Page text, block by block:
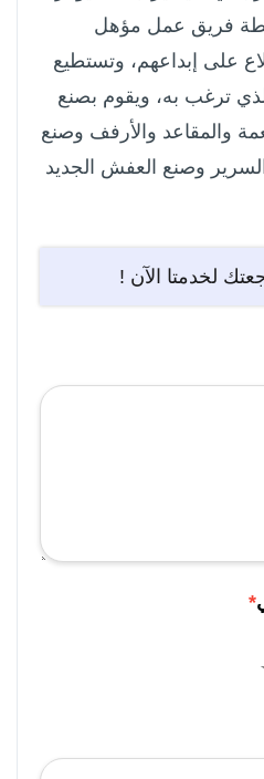
فريق عمل مؤهل
على إبداعهم، وتستطيع
ترغب به، ويقوم بصنع
والمقاعد والأرفف وصنع
وصنع العفش الجديد
لخدمتا الآن !
*